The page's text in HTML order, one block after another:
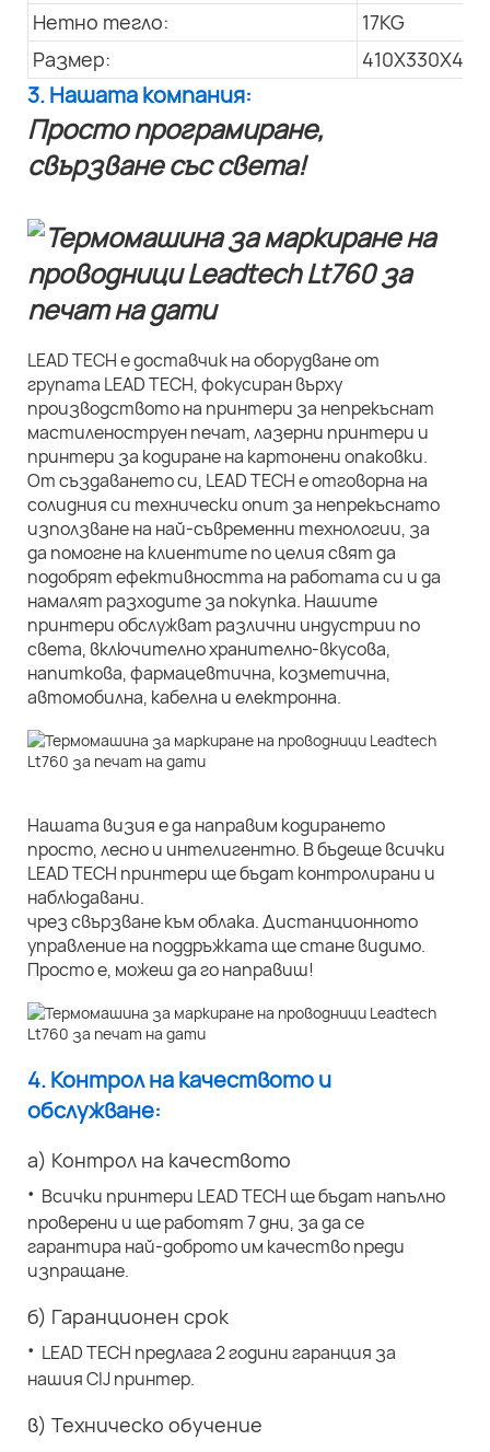
Нетно тегло:
17KG
Размер:
3. Нашата компания:
Просто програмиране,
свързване със света!
LEAD TECH е доставчик на оборудване от
групата LEAD TECH, фокусиран върху
производството на принтери за непрекъснат
мастиленоструен печат, лазерни принтери и
принтери за кодиране на картонени опаковки.
От създаването си, LEAD TECH е отговорна на
солидния си технически опит за непрекъснато
използване на най-съвременни технологии, за
да помогне на клиентите по целия свят да
подобрят ефективността на работата си и да
намалят разходите за покупка. Нашите
принтери обслужват различни индустрии по
света, включително хранително-вкусова,
напиткова, фармацевтична, козметична,
автомобилна, кабелна и електронна.
Нашата визия е да направим кодирането
просто, лесно и интелигентно. В бъдеще всички
LEAD TECH принтери ще бъдат контролирани и
наблюдавани.
чрез свързване към облака. Дистанционното
управление на поддръжката ще стане видимо.
Просто е, можеш да го направиш!
4. Контрол на качеството и
обслужване:
а) Контрол на качеството
· Всички принтери LEAD TECH ще бъдат напълно
проверени и ще работят 7 дни, за да се
гарантира най-доброто им качество преди
изпращане.
б) Гаранционен срок
· LEAD TECH предлага 2 години гаранция за
нашия CIJ принтер.
в) Техническо обучение